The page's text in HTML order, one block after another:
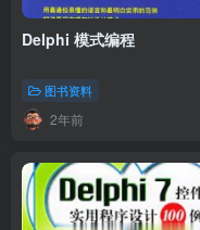
Delphi 模式编程
图书资料
2年前